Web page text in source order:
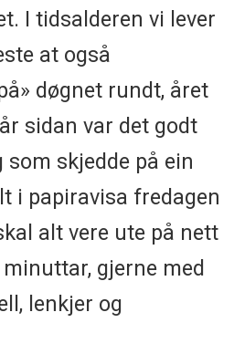
I tidsalderen vi lever
at også
døgnet rundt, året
sidan var det godt
skjedde på ein
i papiravisa fredagen
alt vere ute på nett
gjerne med
lenkjer og